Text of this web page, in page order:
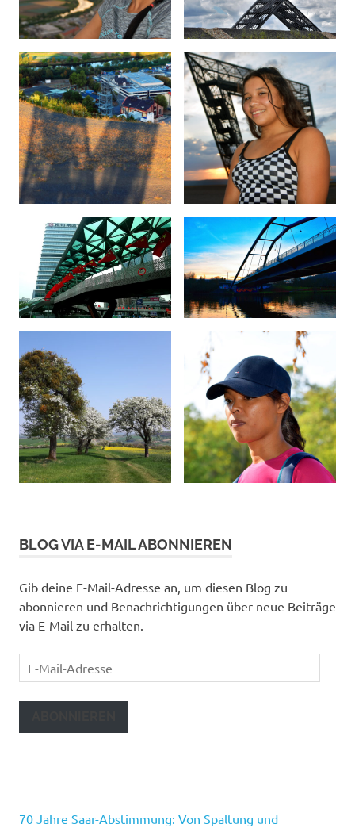
BLOG VIA E-MAIL ABONNIEREN
Gib deine E-Mail-Adresse an, um diesen Blog zu
abonnieren und Benachrichtigungen über neue Beiträge
via E-Mail zu erhalten.
E-
Mail-
Adresse
70 Jahre Saar-Abstimmung: Von Spaltung und